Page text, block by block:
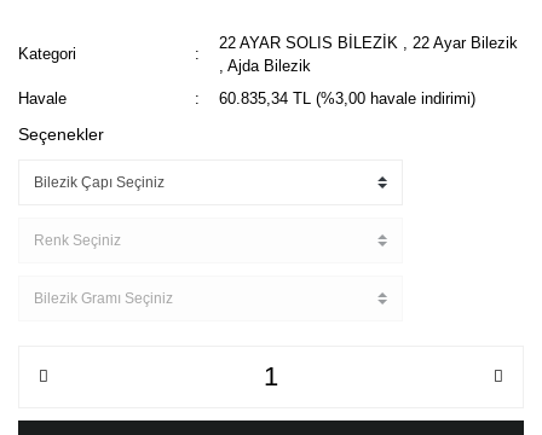
Kategori
22 AYAR SOLIS BİLEZİK
22 Ayar Bilezik
,Ajda Bilezik
Havale
60.835,34 TL (%3,00 havale indirimi)
Seçenekler